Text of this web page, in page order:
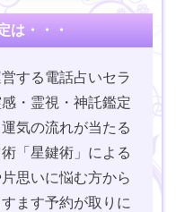
は・・・
する電話占いセラ
・霊視・神託鑑定
気の流れが当たる
「星鍵術」による
思いに悩む方から
ます予約が取りに